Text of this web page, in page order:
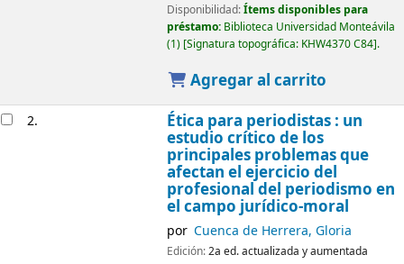
Disponibilidad:Ítems disponibles para
préstamo: Biblioteca Universidad Monteávila
(1) Signatura topográfica: KHW4370 C84 .
Agregar al carrito
2. Ética para periodistas : un
estudio crítico de los
principales problemas que
afectan el ejercicio del
profesional del periodismo en
el campo jurídico-moral
por Cuenca de Herrera, Gloria
Edición:2a ed. actualizada y aumentada